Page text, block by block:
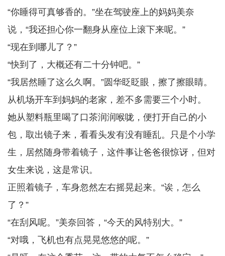
“你睡得可真够香的。”坐在驾驶座上的妈妈美奈
说，“我还担心你一翻身从座位上滚下来呢。”
“现在到哪儿了？”
“快到了，大概还有二十分钟吧。”
“我居然睡了这么久啊。”圆华眨眨眼，擦了擦眼睛。
从机场开车到妈妈的老家，差不多需要三个小时。
她从塑料瓶里喝了口茶润润喉咙，便打开自己的小
包，取出镜子来，看看头发有没有睡乱。只是个小学
生，居然随身带着镜子，这件事让爸爸很惊讶，但对
女生来说，这是常识。
正照着镜子，车身忽然左右摇晃起来。“诶，怎么
了？”
“在刮风呢。”美奈回答，“今天的风特别大。”
“对哦，飞机也有点晃晃悠悠的呢。”